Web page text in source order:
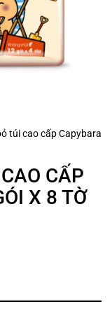
túi cao cấp Capybara
CẤP
X 8 TỜ